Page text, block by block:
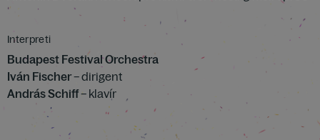
Interpreti
Budapest Festival Orchestra
Iván Fischer– dirigent
András Schiff– klavír